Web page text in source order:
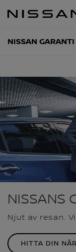
över
NISSAN GARANTI
NISSANS
Njut av resan.
HITTA DIN